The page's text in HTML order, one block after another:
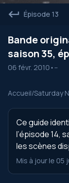
Épisode 13
Bande
saison 35,
06 févr. 2010 • --
Accueil/Saturday
Ce guide
l’épisode 14,
les scènes
Mis à jour le 05